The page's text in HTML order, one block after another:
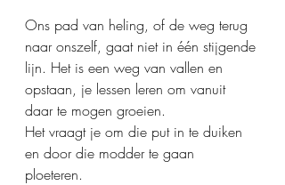
Ons pad van heling, of de weg terug
naar onszelf, gaat niet in één stijgende
lijn. Het is een weg van vallen en
opstaan, je lessen leren om vanuit
daar te mogen groeien.
Het vraagt je om die put in te duiken
en door die modder te gaan
ploeteren.